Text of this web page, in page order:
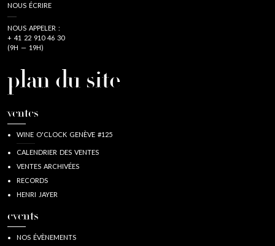
NOUS ÉCRIRE
NOUS APPELER :
+ 41 22 910 46 30
(9H — 19H)
plan du site
ventes
WINE O'CLOCK GENÈVE #125
CALENDRIER DES VENTES
VENTES ARCHIVÉES
RECORDS
HENRI JAYER
events
NOS ÉVÈNEMENTS